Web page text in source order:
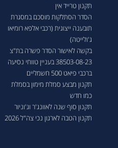
תקנון טרייד אין
הסדר הסתלקות מוסכם במסגרת
תובענה ייצוגית (רכבי אלפא רומיאו
ג'ולייטה)
בקשה לאישור הסדר פשרה בת"צ
38503-08-23 בעניין טווחי נסיעה
ברכבי פיאט 500 חשמליים
תקנון מבצע סמלת מימון בסמלת
כמו חדש
תקנון סוף שנה לאוונג'ר וג'וניור
תקנון הטבה לארגון נכי צה"ל 2026